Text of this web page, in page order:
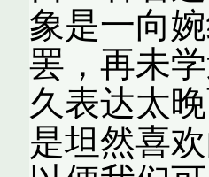
象是一向
罢，再未
久表达太
是坦然喜